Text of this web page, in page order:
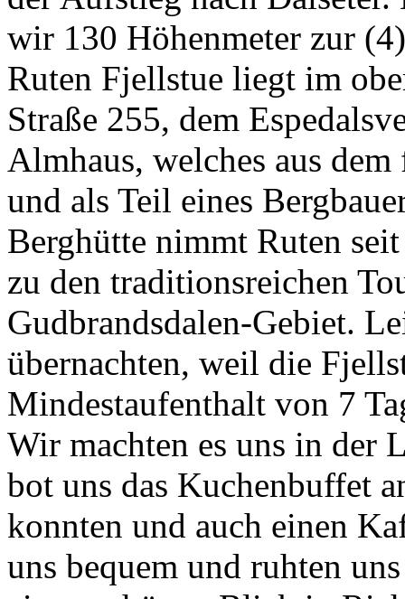
wir 130 Höhenmeter zur
Ruten Fjellstue liegt im
Straße 255, dem
Almhaus, welches aus
und als Teil eines
Berghütte nimmt Ruten
zu den traditionsreichen
Gudbrandsdalen-Gebiet.
übernachten, weil die
Mindestaufenthalt von 7
Wir machten es uns in der
bot uns das Kuchenbuffet
konnten und auch einen
uns bequem und ruhten